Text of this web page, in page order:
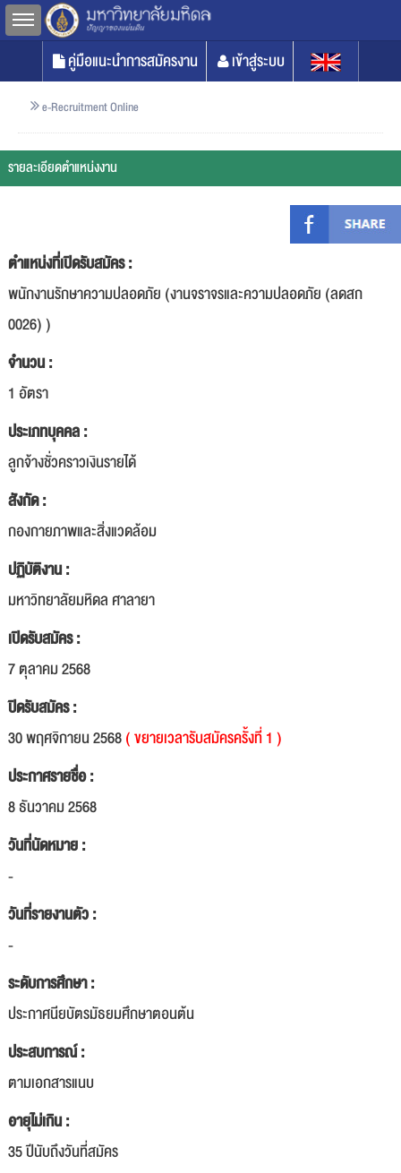
Toggle sidebar
คู่มือแนะนำการสมัครงาน
เข้าสู่ระบบ
e-Recruitment Online
รายละเอียดตำแหน่งงาน
ตำแหน่งที่เปิดรับสมัคร :
พนักงานรักษาความปลอดภัย (งานจราจรและความปลอดภัย (ลดสก
0026) )
จำนวน :
1 อัตรา
ประเภทบุคคล :
ลูกจ้างชั่วคราวเงินรายได้
สังกัด :
กองกายภาพและสิ่งแวดล้อม
ปฏิบัติงาน :
มหาวิทยาลัยมหิดล ศาลายา
เปิดรับสมัคร :
7 ตุลาคม 2568
ปิดรับสมัคร :
30 พฤศจิกายน 2568( ขยายเวลารับสมัครครั้งที่ 1 )
ประกาศรายชื่อ :
8 ธันวาคม 2568
วันที่นัดหมาย :
-
วันที่รายงานตัว :
-
ระดับการศึกษา :
ประกาศนียบัตรมัธยมศึกษาตอนต้น
ประสบการณ์ :
ตามเอกสารแนบ
อายุไม่เกิน :
35 ปีนับถึงวันที่สมัคร